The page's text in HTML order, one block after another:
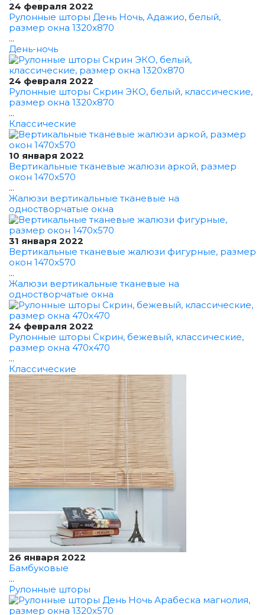
24 февраля 2022
Рулонные шторы День Ночь, Адажио, белый,
размер окна 1320x870
...
День-ночь
24 февраля 2022
Рулонные шторы Скрин ЭКО, белый, классические,
размер окна 1320x870
...
Классические
10 января 2022
Вертикальные тканевые жалюзи аркой, размер
окон 1470x570
...
Жалюзи вертикальные тканевые на
одностворчатые окна
31 января 2022
Вертикальные тканевые жалюзи фигурные, размер
окон 1470x570
...
Жалюзи вертикальные тканевые на
одностворчатые окна
24 февраля 2022
Рулонные шторы Скрин, бежевый, классические,
размер окна 470x470
...
Классические
26 января 2022
Бамбуковые
...
Рулонные шторы